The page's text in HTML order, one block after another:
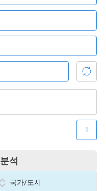
분석
1
국가/도시